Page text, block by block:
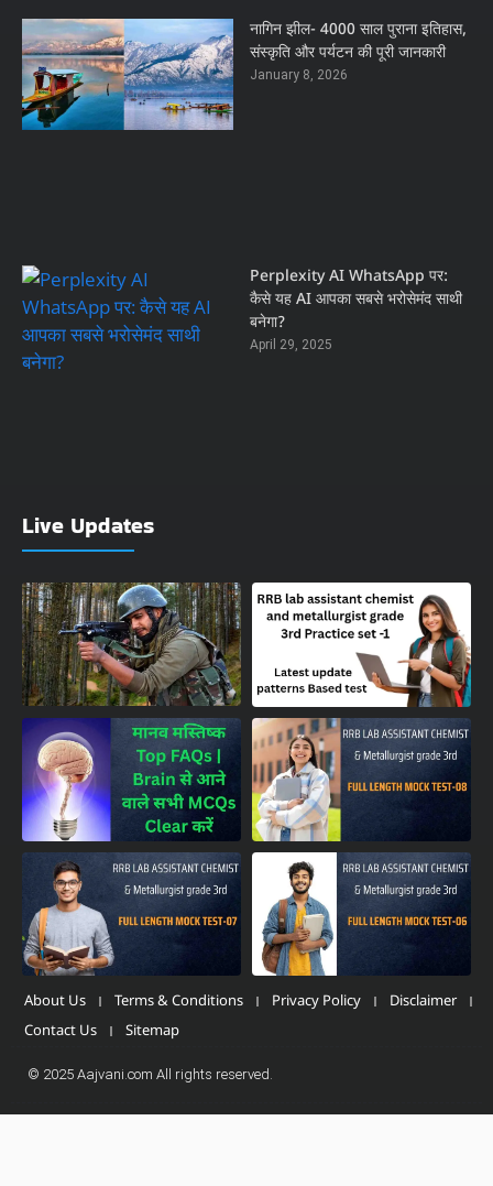
नागिन झील- 4000 साल पुराना इतिहास,
संस्कृति और पर्यटन की पूरी जानकारी
January 8, 2026
Perplexity AI WhatsApp पर:
कैसे यह AI आपका सबसे भरोसेमंद साथी
बनेगा?
April 29, 2025
Live Updates
About Us Terms & Conditions Privacy Policy
Disclaimer
Contact Us
Sitemap
© 2025 Aajvani.com All rights reserved.